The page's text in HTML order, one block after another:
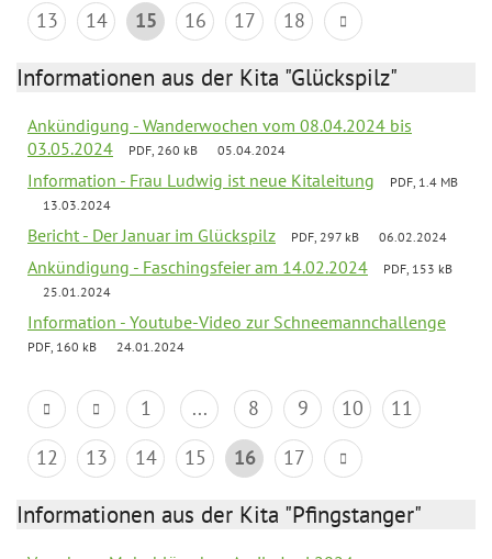
13
14 15 16 17 18
Informationen aus der Kita "Glückspilz"
Ankündigung - Wanderwochen vom 08.04.2024 bis
03.05.2024
PDF, 260 kB 05.04.2024
Information - Frau Ludwig ist neue Kitaleitung
PDF, 1.4 MB
13.03.2024
Bericht - Der Januar im Glückspilz PDF, 297 kB 06.02.2024
Ankündigung - Faschingsfeier am 14.02.2024
PDF, 153 kB
25.01.2024
Information - Youtube-Video zur Schneemannchallenge
PDF, 160 kB 24.01.2024
1 ... 8 9 10
11
12
13 14 15 16 17
Informationen aus der Kita "Pfingstanger"